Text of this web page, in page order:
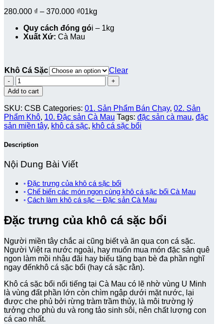
280.000 ₫ – 370.000 ₫01kg
Quy cách đóng gói – 1kg
Xuất Xứ: Cà Mau
Khô Cá Sặc
Clear
Quantity
Add to cart
SKU: CSB Categories: 01. Sản Phẩm Bán Chạy, 02. Sản
Phẩm Khô, 10. Đặc sản Cà Mau Tags: đặc sản cà mau, đặc
sản miền tây, khô cá sặc, khô cá sặc bổi
Description
Nội Dung Bài Viết
Đặc trưng của khô cá sặc bổi
Chế biến các món ngon cùng khô cá sặc bổi Cà Mau
Cách làm khô cá sặc – Đặc sản Cà Mau
Đặc trưng của khô cá sặc bổi
Người miền tây chắc ai cũng biết và ăn qua con cá sặc.
Người Việt ra nước ngoài, hay muốn mua món đặc sản quê
ngon làm mồi nhậu đãi hay biếu tặng bạn bè đa phần nghĩ
ngay đếnkhô cá sặc bổi (hay cá sặc rằn).
Khô cá sặc bổi nổi tiếng tại Cà Mau có lẽ nhờ vùng U Minh
là vùng đất phần lớn còn chìm ngập dưới mặt nước, lại
được che phủ bởi rừng tràm trầm thủy, là môi trường lý
tưởng cho phù du và rong tảo sinh sôi, nên chất lượng con
cá cao nhất.